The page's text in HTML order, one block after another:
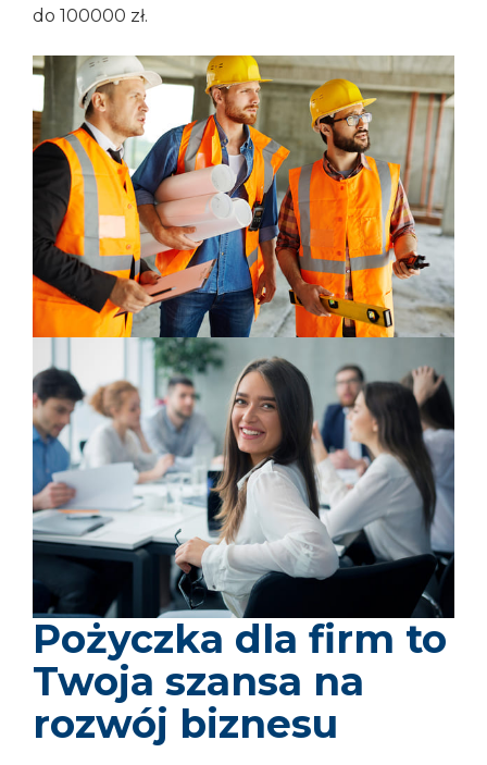
do 100000 zł.
Pożyczka dla firm to
Twoja szansa na
rozwój biznesu